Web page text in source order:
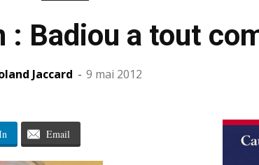
: Badiou a tout
Jaccard - 9 mai 2012
Email